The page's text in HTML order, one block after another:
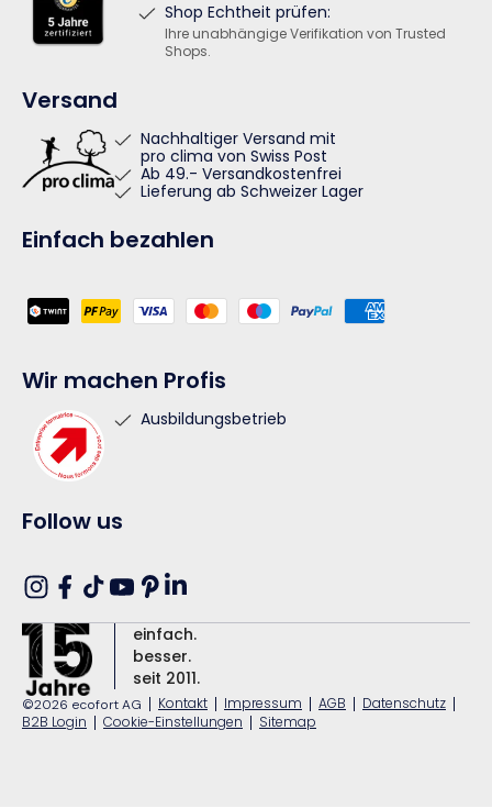
Shop Echtheit prüfen:
Ihre unabhängige Verifikation von Trusted
Shops.
Versand
Nachhaltiger Versand mit
pro clima von Swiss Post
Ab 49.- Versandkostenfrei
Lieferung ab Schweizer Lager
Einfach bezahlen
Zahlungsmethoden
Wir machen Profis
Ausbildungsbetrieb
Follow us
Instagram
Facebook
TikTokYouTube
Pinterest
Translation
missing:
de.general.social.links.linkedin
einfach.
besser.
seit 2011.
©2026 ecofort AG | Kontakt | Impressum | AGB | Datenschutz |
B2B Login | Cookie-Einstellungen | Sitemap